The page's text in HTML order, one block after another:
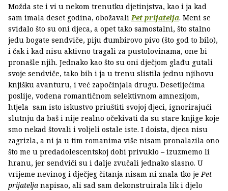
Možda ste i vi u nekom trenutku djetinjstva, kao i ja kad
sam imala deset godina, obožavaliPet prijatelja. Meni se
sviđalo što su oni djeca, a opet tako samostalni, što stalno
jedu bogate sendviče, piju đumbirovo pivo (što god to bilo),
i čak i kad nisu aktivno tragali za pustolovinama, one bi
pronašle njih. Jednako kao što su oni dječjom glađu gutali
svoje sendviče, tako bih i ja u trenu slistila jednu njihovu
knjišku avanturu, i već započinjala drugu. Desetljećima
poslije, vođena romantičnom selektivnom amnezijom,
htjela sam isto iskustvo priuštiti svojoj djeci, ignorirajući
slutnju da baš i nije realno očekivati da su stare knjige koje
smo nekad štovali i voljeli ostale iste. I doista, djeca nisu
zagrizla, a ni ja u tim romanima više nisam pronalazila ono
što me u predadolescentskoj dobi privuklo – izuzmemo li
hranu, jer sendviči su i dalje zvučali jednako slasno. U
vrijeme nevinog i dječjeg čitanja nisam ni znala tko jePet
prijatelja napisao, ali sad sam dekonstruirala lik i djelo